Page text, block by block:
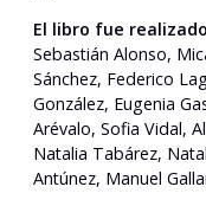
El libro fue
Sebastián Alonso,
Sánchez, Federico
González, Eugenia
Arévalo, Sofia Vidal,
Natalia Tabárez,
Antúnez, Manuel